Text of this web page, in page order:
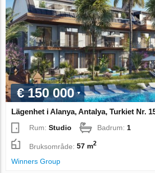
€ 150 000
Lägenhet i Alanya, Antalya, Turkiet Nr.
Rum:Studio Badrum: 1
Bruksområde:57 m2
Winners Group